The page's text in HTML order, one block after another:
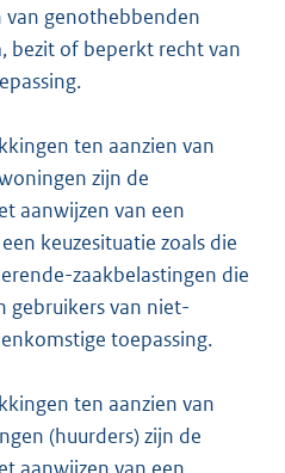
van genothebbenden
bezit of beperkt recht van
ten aanzien van
zijn de
aanwijzen van een
keuzesituatie zoals die
zaakbelastingen die
gebruikers van niet-
toepassing.
ten aanzien van
(huurders) zijn de